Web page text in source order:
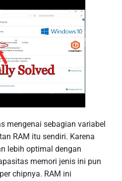
mengenai sebagian variabel
RAM itu sendiri. Karena
lebih optimal dengan
memori jenis ini pun
chipnya. RAM ini